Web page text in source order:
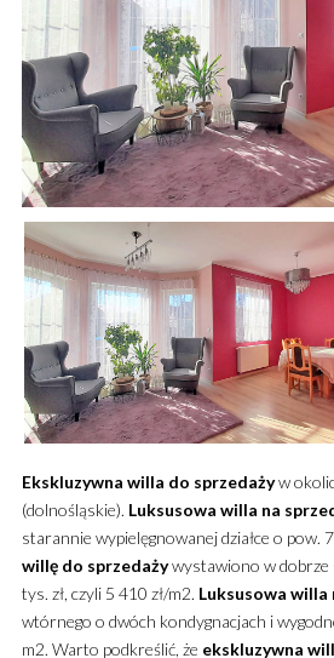
Ekskluzywna willa do sprzedażyw
(dolnośląskie). Luksusowa willa na
starannie wypielęgnowanej działce o pow.
willę do sprzedażywystawiono w dobrze
tys. zł, czyli 5 410 zł/m2. Luksusowa willa
wtórnego o dwóch kondygnacjach i
m2. Warto podkreślić, że ekskluzywna